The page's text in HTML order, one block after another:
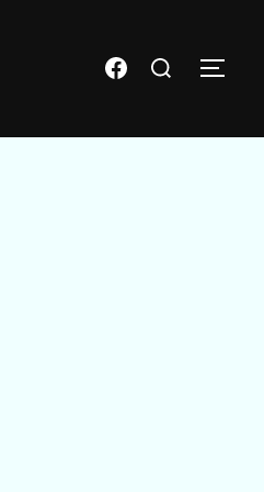
Page FB du clubRechercher :